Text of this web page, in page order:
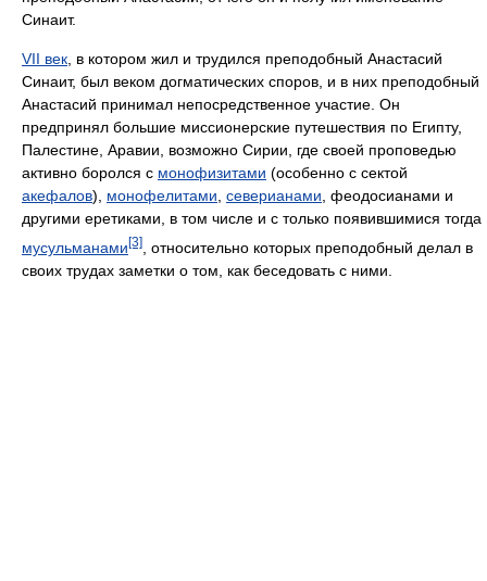
Синаит.
VII век, в котором жил и трудился преподобный Анастасий
Синаит, был веком догматических споров, и в них преподобный
Анастасий принимал непосредственное участие. Он
предпринял большие миссионерские путешествия по Египту,
Палестине, Аравии, возможно Сирии, где своей проповедью
активно боролся с монофизитами (особенно с сектой
акефалов), монофелитами, северианами, феодосианами и
другими еретиками, в том числе и с только появившимися тогда
мусульманами [3]
, относительно которых преподобный делал в
своих трудах заметки о том, как беседовать с ними.